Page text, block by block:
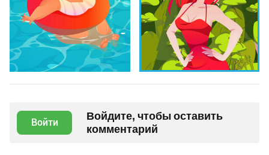
Войти
Войдите, чтобы оставить
комментарий